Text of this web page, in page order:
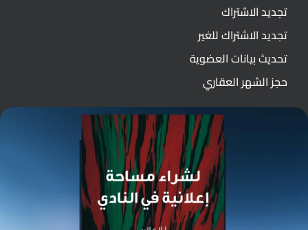
تجديد الاشتراك
تجديد الاشتراك للغير
تحديث بيانات العضوية
حجز الشهر العقاري